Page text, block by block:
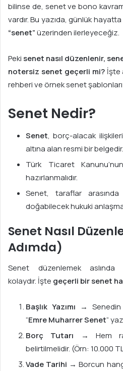
ö
n
d
r
m
e
bilinse de, senet ve bono
vardır. Bu yazıda, günlük
“senet”üzerinden ilerleyeceğiz.
Peki senet nasıl düzenlenir,
notersiz senet geçerli mi?İşte
rehberi ve örnek senet şablonları
Senet Nedir?
Senet, borç-alacak
altına alan resmi bir belgedir.
Türk Ticaret
hazırlanmalıdır.
Senet, taraflar
doğabilecek hukuki
Senet Nasıl
Adımda)
Senet düzenlemek aslında
kolaydır. İşte geçerli bir senet
Başlık Yazımı →
“Emre Muharrer Senet”
Borç Tutarı → Hem
belirtilmelidir. (Örn: 10.000
Vade Tarihi → Borcun